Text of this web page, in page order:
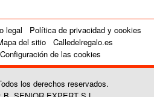
legal
Política de privacidad y cookies
del sitio
Calledelregalo.es
Configuración de las cookies
los derechos reservados.